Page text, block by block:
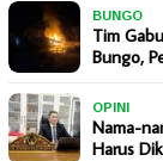
BUNGO
Tim
Bungo,
OPINI
Nama-
Harus